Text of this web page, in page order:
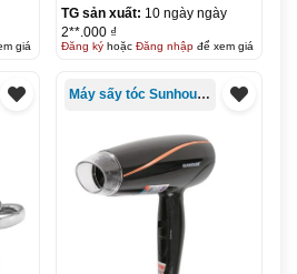
giá
TG sản xuất: 10 ngày ngày
2**.000 ₫
Đăng kýhoặc Đăng nhậpđể xem giá
Máy sấy tóc Sunhouse